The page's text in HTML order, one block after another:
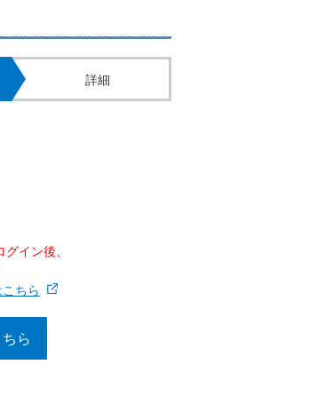
詳細
イン後、
ちら
ら